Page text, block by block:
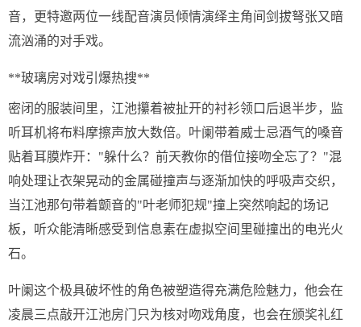
音，更特邀两位一线配音演员倾情演绎主角间剑拔弩张又暗
流汹涌的对手戏。
**玻璃房对戏引爆热搜**
密闭的服装间里，江池攥着被扯开的衬衫领口后退半步，监
听耳机将布料摩擦声放大数倍。叶阑带着威士忌酒气的嗓音
贴着耳膜炸开："躲什么？前天教你的借位接吻全忘了？"混
响处理让衣架晃动的金属碰撞声与逐渐加快的呼吸声交织，
当江池那句带着颤音的"叶老师犯规"撞上突然响起的场记
板，听众能清晰感受到信息素在虚拟空间里碰撞出的电光火
石。
叶阑这个极具破坏性的角色被塑造得充满危险魅力，他会在
凌晨三点敲开江池房门只为核对吻戏角度，也会在颁奖礼红